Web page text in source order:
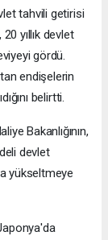
tahvili getirisi
yıllık devlet
gördü.
endişelerin
belirtti.
Bakanlığının,
devlet
yükseltmeye